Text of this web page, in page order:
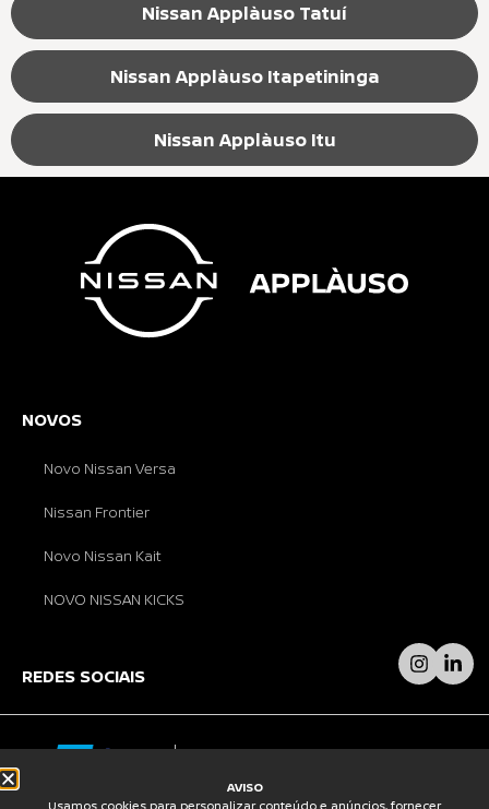
Nissan Applàuso Tatuí
Nissan Applàuso Itapetininga
Nissan Applàuso Itu
NOVOS
Novo Nissan Versa
Nissan Frontier
Novo Nissan Kait
NOVO NISSAN KICKS
REDES SOCIAIS
AVISO